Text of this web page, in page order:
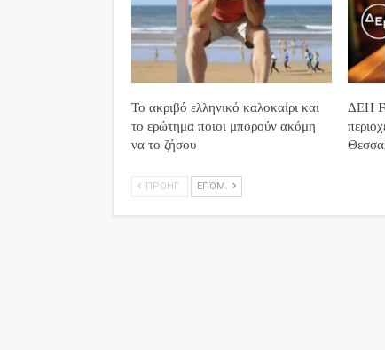
Το ακριβό ελληνικό καλοκαίρι και
το ερώτημα ποιοι μπορούν ακόμη
να το ζήσου
ΔΕΗ
ΠΡΟΗΓ. ΕΠΌΜ.